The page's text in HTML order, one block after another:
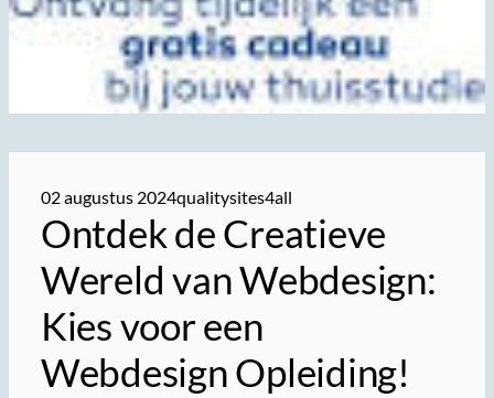
02 augustus 2024qualitysites4all
Ontdek de Creatieve
Wereld van Webdesign:
Kies voor een
Webdesign Opleiding!